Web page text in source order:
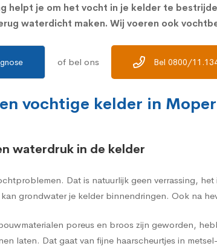
helpt je om het vocht in je kelder te
waterdicht maken. Wij voeren ook
of bel ons Bel 0800/
vochtige kelder in
waterdruk in de kelder
Dat is natuurlijk geen verrassing,
grondwater je kelder binnendringen. Ook na
poreus en broos zijn geworden,
laten. Dat gaat van fijne haarscheurtjes in